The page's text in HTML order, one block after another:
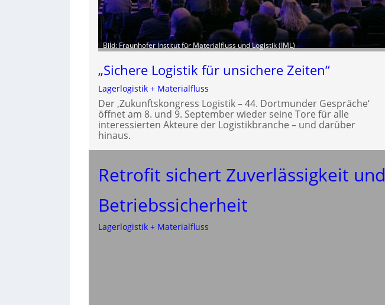
Bild: Fraunhofer Institut für Materialfluss und Logistik (IML)
„Sichere Logistik für unsichere Zeiten“
Lagerlogistik + Materialfluss
Der ‚Zukunftskongress Logistik – 44. Dortmunder Gespräche‘
öffnet am 8. und 9. September wieder seine Tore für alle
interessierten Akteure der Logistikbranche – und darüber
hinaus.
Retrofit sichert Zuverlässigkeit und
Betriebssicherheit
Lagerlogistik + Materialfluss